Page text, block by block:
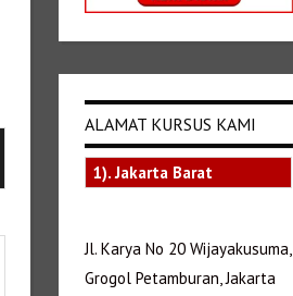
ALAMAT KURSUS KAMI
1). Jakarta Barat
Jl. Karya No 20 Wijayakusuma,
Grogol Petamburan, Jakarta